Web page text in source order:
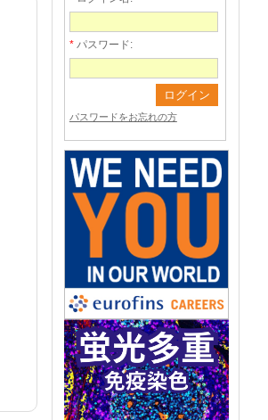
パスワード:
パスワードをお忘れの方